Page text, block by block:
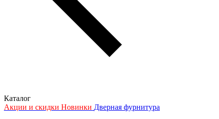
Каталог
Акции и скидки Новинки Дверная фурнитура